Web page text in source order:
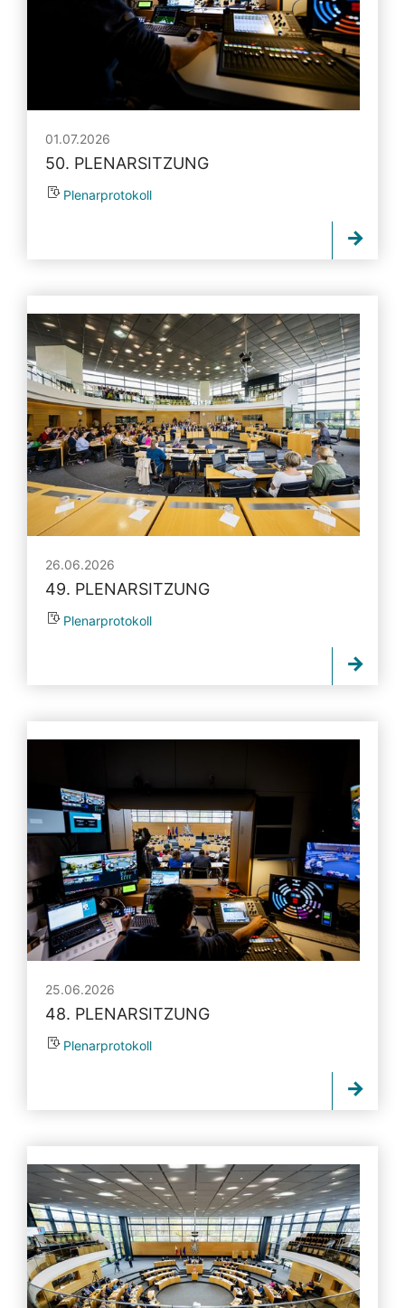
01.07.2026
50. PLENARSITZUNG
Plenarprotokoll
26.06.2026
49. PLENARSITZUNG
Plenarprotokoll
25.06.2026
48. PLENARSITZUNG
Plenarprotokoll